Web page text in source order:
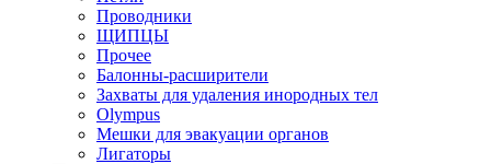
Проводники
ЩИПЦЫ
Прочее
Балонны-расширители
Захваты для удаления инородных тел
Olympus
Мешки для эвакуации органов
Лигаторы